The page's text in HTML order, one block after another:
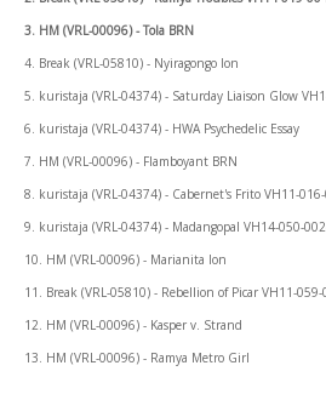
3. HM (VRL-00096) - Tola BRN
4. Break (VRL-05810) - Nyiragongo Ion
5. kuristaja (VRL-04374) - Saturday Liaison Glow
6. kuristaja (VRL-04374) - HWA Psychedelic Essay
7. HM (VRL-00096) - Flamboyant BRN
8. kuristaja (VRL-04374) - Cabernet's Frito VH11-
9. kuristaja (VRL-04374) - Madangopal VH14-050-
10. HM (VRL-00096) - Marianita Ion
11. Break (VRL-05810) - Rebellion of Picar VH11-059-
12. HM (VRL-00096) - Kasper v. Strand
13. HM (VRL-00096) - Ramya Metro Girl